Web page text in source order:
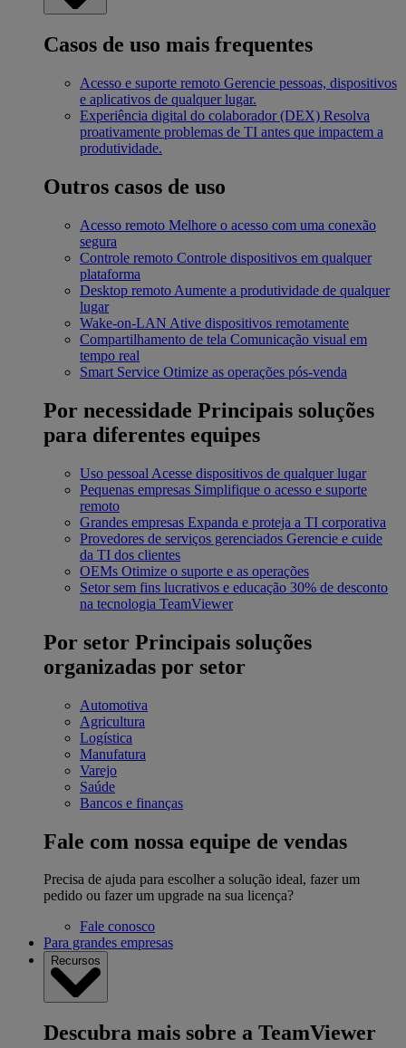
Casos de uso mais frequentes
Acesso e suporte remoto Gerencie pessoas, dispositivos
e aplicativos de qualquer lugar.
Experiência digital do colaborador (DEX) Resolva
proativamente problemas de TI antes que impactem a
produtividade.
Outros casos de uso
Acesso remoto Melhore o acesso com uma conexão
segura
Controle remoto Controle dispositivos em qualquer
plataforma
Desktop remoto Aumente a produtividade de qualquer
lugar
Wake-on-LAN Ative dispositivos remotamente
Compartilhamento de tela Comunicação visual em
tempo real
Smart Service Otimize as operações pós-venda
Por necessidade Principais soluções
para diferentes equipes
Uso pessoal Acesse dispositivos de qualquer lugar
Pequenas empresas Simplifique o acesso e suporte
remoto
Grandes empresas Expanda e proteja a TI corporativa
Provedores de serviços gerenciados Gerencie e cuide
da TI dos clientes
OEMs Otimize o suporte e as operações
Setor sem fins lucrativos e educação 30% de desconto
na tecnologia TeamViewer
Por setor Principais soluções
organizadas por setor
Automotiva
Agricultura
Logística
Manufatura
Varejo
Saúde
Bancos e finanças
Fale com nossa equipe de vendas
Precisa de ajuda para escolher a solução ideal, fazer um
pedido ou fazer um upgrade na sua licença?
Fale conosco
Para grandes empresas
Recursos
Descubra mais sobre a TeamViewer